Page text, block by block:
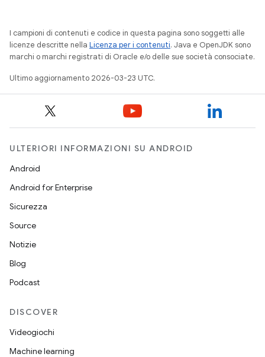
I campioni di contenuti e codice in questa pagina sono soggetti alle
licenze descritte nella Licenza per i contenuti. Java e OpenJDK sono
marchi o marchi registrati di Oracle e/o delle sue società consociate.
Ultimo aggiornamento 2026-03-23 UTC.
ULTERIORI INFORMAZIONI SU ANDROID
Android
Android for Enterprise
Sicurezza
Source
Notizie
Blog
Podcast
DISCOVER
Videogiochi
Machine learning